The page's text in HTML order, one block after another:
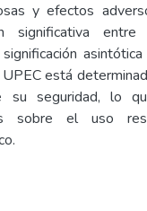
y efectos
significativa
está
su seguridad, lo
sobre el uso